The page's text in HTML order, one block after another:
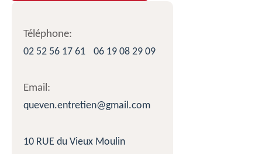
Téléphone:
02 52 56 17 61
06 19 08 29 09
Email:
queven.entretien@gmail.com
10 RUE du Vieux Moulin